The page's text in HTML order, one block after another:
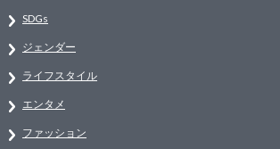
SDGs
ジェンダー
ライフスタイル
エンタメ
ファッション